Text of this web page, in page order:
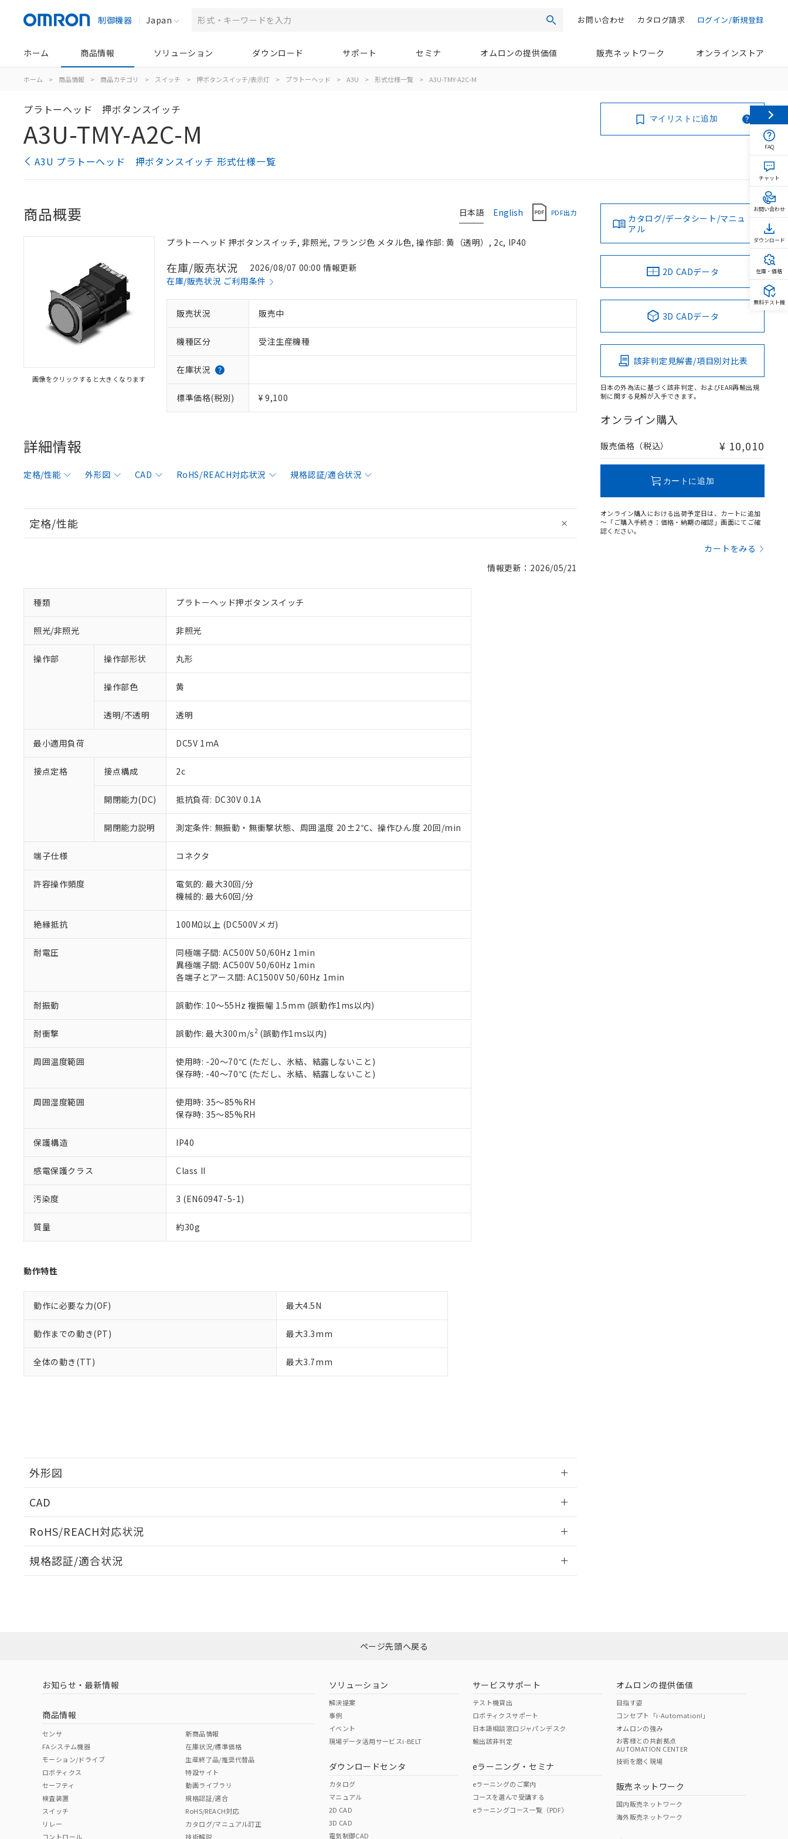
制御機器 Japan 検索 ログイン/新規登録
カタログ請求
お問い合わせ
ホーム 商品情報 ソリューション ダウンロード サポート セミナ オムロンの提供価値 販売ネットワーク オンラインストア
ホーム > 商品情報 > 商品カテゴリ > スイッチ > 押ボタンスイッチ/表示灯 > プラトーヘッド > A3U > 形式仕様一覧 > A3U-TMY-A2C-M
プラトーヘッド 押ボタンスイッチ
A3U-TMY-A2C-M
A3U プラトーヘッド 押ボタンスイッチ 形式仕様一覧
マイリストに追加
日本語 English PDF出力
商品概要
画像をクリックすると大きくなります
プラトーヘッド 押ボタンスイッチ, 非照光, フランジ色 メタル色, 操作部: 黄（透明）, 2c, IP40
在庫/販売状況
2026/08/07 00:00 情報更新
在庫/販売状況 ご利用条件
販売状況 販売中
機種区分 受注生産機種
在庫状況
標準価格(税別) ¥ 9,100
詳細情報
定格/性能 外形図 CAD RoHS/REACH対応状況 規格認証/適合状況
定格/性能
情報更新：2026/05/21
種類 プラトーヘッド押ボタンスイッチ
照光/非照光 非照光
操作部 操作部形状 丸形
操作部色 黄
透明/不透明 透明
最小適用負荷 DC5V 1mA
接点定格 接点構成 2c
開閉能力(DC) 抵抗負荷: DC30V 0.1A
開閉能力説明 測定条件: 無振動・無衝撃状態、周囲温度 20±2℃、操作ひん度 20回/min
端子仕様 コネクタ
許容操作頻度
電気的: 最大30回/分
機械的: 最大60回/分
絶縁抵抗 100MΩ以上 (DC500Vメガ)
耐電圧
同極端子間: AC500V 50/60Hz 1min
異極端子間: AC500V 50/60Hz 1min
各端子とアース間: AC1500V 50/60Hz 1min
耐振動 誤動作: 10～55Hz 複振幅 1.5mm (誤動作1ms以内)
耐衝撃 誤動作: 最大300m/s2(誤動作1ms以内)
周囲温度範囲
使用時: -20～70℃ (ただし、氷結、結露しないこと)
保存時: -40～70℃ (ただし、氷結、結露しないこと)
周囲湿度範囲
使用時: 35～85%RH
保存時: 35～85%RH
保護構造 IP40
感電保護クラス Class II
汚染度 3 (EN60947-5-1)
質量 約30g
動作特性
動作に必要な力(OF) 最大4.5N
動作までの動き(PT) 最大3.3mm
全体の動き(TT) 最大3.7mm
外形図
CAD
RoHS/REACH対応状況
EU RoHS 注意事項・凡例
ダウンロードはこちら
中国 RoHS 注意事項・凡例
中国 RoHS表
Pb Hg Cr(VI)
O O
規格認証/適合状況
カタログ/データシート/マニュ
アル
2D CADデータ
3D CADデータ
該非判定見解書/項目別対比表
日本の外為法に基づく該非判定、およびEAR再輸出規
制に関する見解が入手できます。
オンライン購入
販売価格（税込） ¥ 10,010
カートに追加
オンライン購入における出荷予定日は、カートに追加
～「ご購入手続き：価格・納期の確認」画面にてご確
認ください。
カートをみる
ご利用条件
以下の条件をお読みいただき、同意のうえご利用ください。
本サービスは、当社制御機器事業取扱商品の当社在庫状況および標準価格(税抜)を提供させていただ
当社制御機器事業取扱商品の中には、本サービスの対象外となる商品もあることをご了承ください。
在庫状況および標準価格照会結果は、記載している更新日時点での社内データに基づき作成されるも
のであり、閲覧された時点での実際の在庫および標準価格とは異なる場合があることをご了承くださ
い。
正式な納期状況および標準価格はお客様のお取引先、またはお客様担当のオムロン制御機器販売店・
当社販売員にご相談ください。
オムロン制御機器販売店や当社販売拠点は「
在庫状況および標準価格結果を当社の事前の承諾なく第三者に漏洩または開示しないようお願いしま
マイパーツ機能（部品リスト作成サービス）をご利用いただくには、I-Webメンバーズにご登録され
ている必要があります。
お客様が当ウェブサイト上で当社にご登録された部品リストについて、当社および当社の共同利用者
が、当社の製品・サービスに関するお客様との取引・商談に必要な範囲で利用することをご了承くだ
さい。
※当社の共同利用者とは、"個人情報の共同利用に関して"
の「1.共同利用者の範囲」に記載されて
※1 対応状況
対応済み：EU RoHS指令（10物質）の非含有に対応した製品が提供可能な商品です。
対応予定：EU RoHS指令（10物質）の非含有に対応した製品に切り替える予定のある商品です。
対応予定なし：EU RoHS指令（10物質）の非含有に非対応の商品で、対応品を出す予定はありません。
調査・確認中：EU RoHS指令（10物質）の非含有の対応状況を調査中または確認中の商品です。
非該当品：ライセンス料など無形物で、有害物質有無と関係のない商品です。
仕入先様の事情により、非含有部品としていたものが、含有品と判明した場合などやむを得ず変更すること
があります。
*EU RoHS指令（10物質）：
鉛(Pb) 1000ppm以下、 水銀(Hg) 1000ppm以下、 カドミウム(Cd) 100ppm以下、
六価クロム(Cr(Ⅵ)) 1000ppm以下、ポリ臭化ビフェニル類(PBB) 1000ppm以下、ポリ臭化ジフェニルエーテル類(PBDE) 1000ppm以下、
フタル酸ビス(2-エチルヘキシル) (DEHP)(別名：DOP) 1000ppm以下、フタル酸ブチルベンジル（BBP） 1000ppm以下、フタル酸ジブチ
ル（DBP） 1000ppm以下、フタル酸ジイソブチル (DIBP) 1000ppm以下
但し、RoHS指令で産業用監視および制御機器に対する適用除外項目は除く。
フタル酸エステル類の４物質については閾値を超える意図的な使用がないことを確認しています。
※2 対応予定月
下記の非含有証明書をダウンロードすることができます。
EU RoHS指令（10物質）の非含有証明書
51物質の非含有証明書（当社基準）
※本証明書は発行日時点で非含有を証明するもので、過去に遡って非含有を証明するものではありません。
既に当社にて対応品への在庫切替を完了していることから、特段のことがない限り、2022年1月12日よ
り割愛しております。
※1 中国RoHS○×表
「×」：最大均質材料含有率が中国RoHSの基準値を超えていることを示します。
「－」：未確認です。当社販売部門へお問い合わせください。
*中国RoHS10物質の基準値 (GB/T26572)：
Pb(鉛) :1000ppm、 Hg(水銀) : 1000ppm、 Cd(カドミウム) : 100ppm、
Cr(Ⅵ)(六価クロム) : 1000ppm、 PBBs(ポリ臭化ビフェニル類) : 1000ppm、 PBDEs(ポリ臭化ジフェニルエーテル類) : 1000ppm、
DBP(フタル酸ジブチル) : 1000ppm、 DIBP(フタル酸ジイソブチル) : 1000ppm、 BBP(フタル酸ブチルベンジル) : 1000ppm、
DEHP(フタル酸ビス(2-エチルヘキシル)) : 1000ppm
※2 環境保護使用期限
「ｅ」：有害物質（10物質）のすべてが基準値以下であることを示します。
「10」：通常の使用状況下において有害物質が外部に漏えいし、環境に深刻な影響を及ぼさない年数を意
当社は、これら貴社製品のうち、外国為替および外国貿易法に定める商品（以下｢規制貨物等」とい
などの必要な手続きをとります。
当社は規制貨物を破棄する場合は、完全に破砕するなど、違法に輸出されないよう必要な手段を講じ
ます。
当社は貴社製品を、核兵器、ミサイル、化学兵器、生物兵器またはその他武器並びにこれらの製造装
置等に一切使用いたしません。
当社は、貴社製品を第三者に販売する場合は、上記1、2および3の内容を当該第三者に通知します。
また当社は、販売先および販売に係わる関係者が違法に輸出するおそれがある場合は、取り引きをい
記
号
説明
○ 一定数以上の在庫あり
△ 一定数には満たないが在庫あり
－
在庫なし(最新の在庫状況については、お客様のお取引先、またはお客様担当のオムロン制御
機器販売店・当社販売員にご確認ください)
空
白
受注生産機種、また在庫状況の情報を公開していない機種
ページ先頭へ戻る
お知らせ・最新情報
商品情報
センサ
FAシステム機器
モーション/ドライブ
ロボティクス
セーフティ
検査装置
スイッチ
リレー
コントロール
新商品情報
在庫状況/標準価格
生産終了品/推奨代替品
特設サイト
動画ライブラリ
規格認証/適合
RoHS/REACH対応
カタログ/マニュアル訂正
技術解説
ソリューション
解決提案
事例
イベント
現場データ活用サービスi-BELT
ダウンロードセンタ
カタログ
マニュアル
2D CAD
3D CAD
電気制御CAD
サービスサポート
テスト機貸出
ロボティクスサポート
日本語相談窓口ジャパンデスク
輸出該非判定
eラーニング・セミナ
eラーニングのご案内
コースを選んで受講する
eラーニングコース一覧（PDF）
オムロンの提供価値
目指す姿
コンセプト「i-Automation!」
オムロンの強み
お客様との共創拠点
AUTOMATION CENTER
技術を磨く現場
販売ネットワーク
国内販売ネットワーク
海外販売ネットワーク
FAQ
チャット
お問い合わせ
ダウンロード
在庫・価格
無料テスト機